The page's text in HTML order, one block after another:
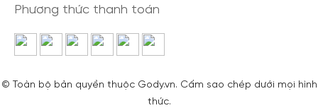
Phương thức thanh toán
© Toàn bộ bản quyền thuộc Gody.vn. Cấm sao chép dưới mọi hình
thức.